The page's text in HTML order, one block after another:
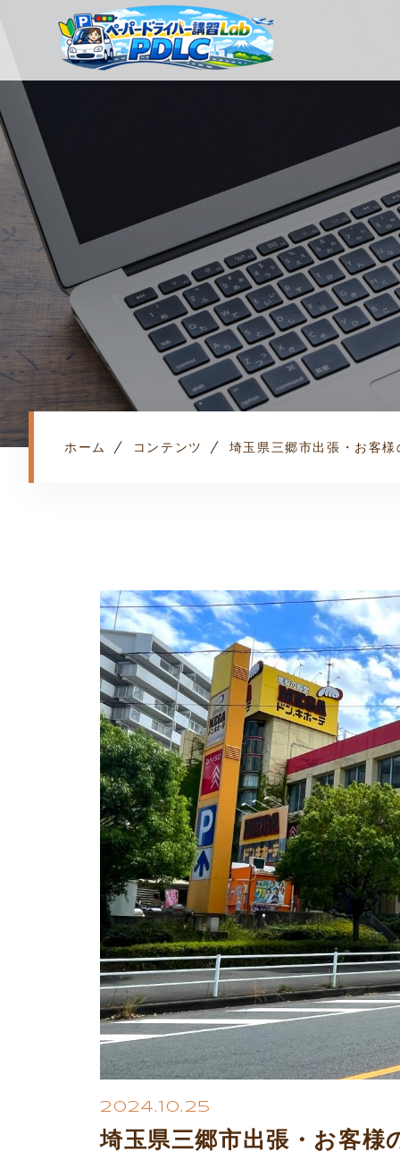
ホーム コンテンツ 埼玉県三郷市出張・お客様
2024.10.25
埼玉県三郷市出張・お客様